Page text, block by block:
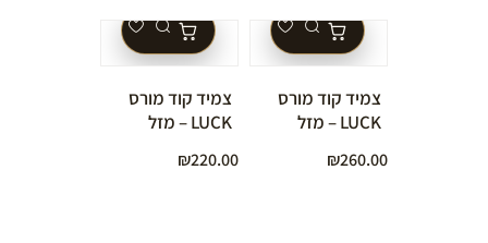
צמיד קוד מורס
LUCK – מזל
וכסף 925**₪260.00
צמיד קוד מורס
LUCK – מזל
טבעיות**
₪220.00